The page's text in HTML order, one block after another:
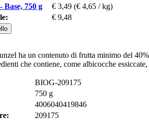
Base, 750 g
€ 3,49 (€ 4,65 / kg)
€ 9,48
ha un contenuto di frutta minimo del
che contiene, come albicocche
BIOG-209175
750 g
4006040419846
209175